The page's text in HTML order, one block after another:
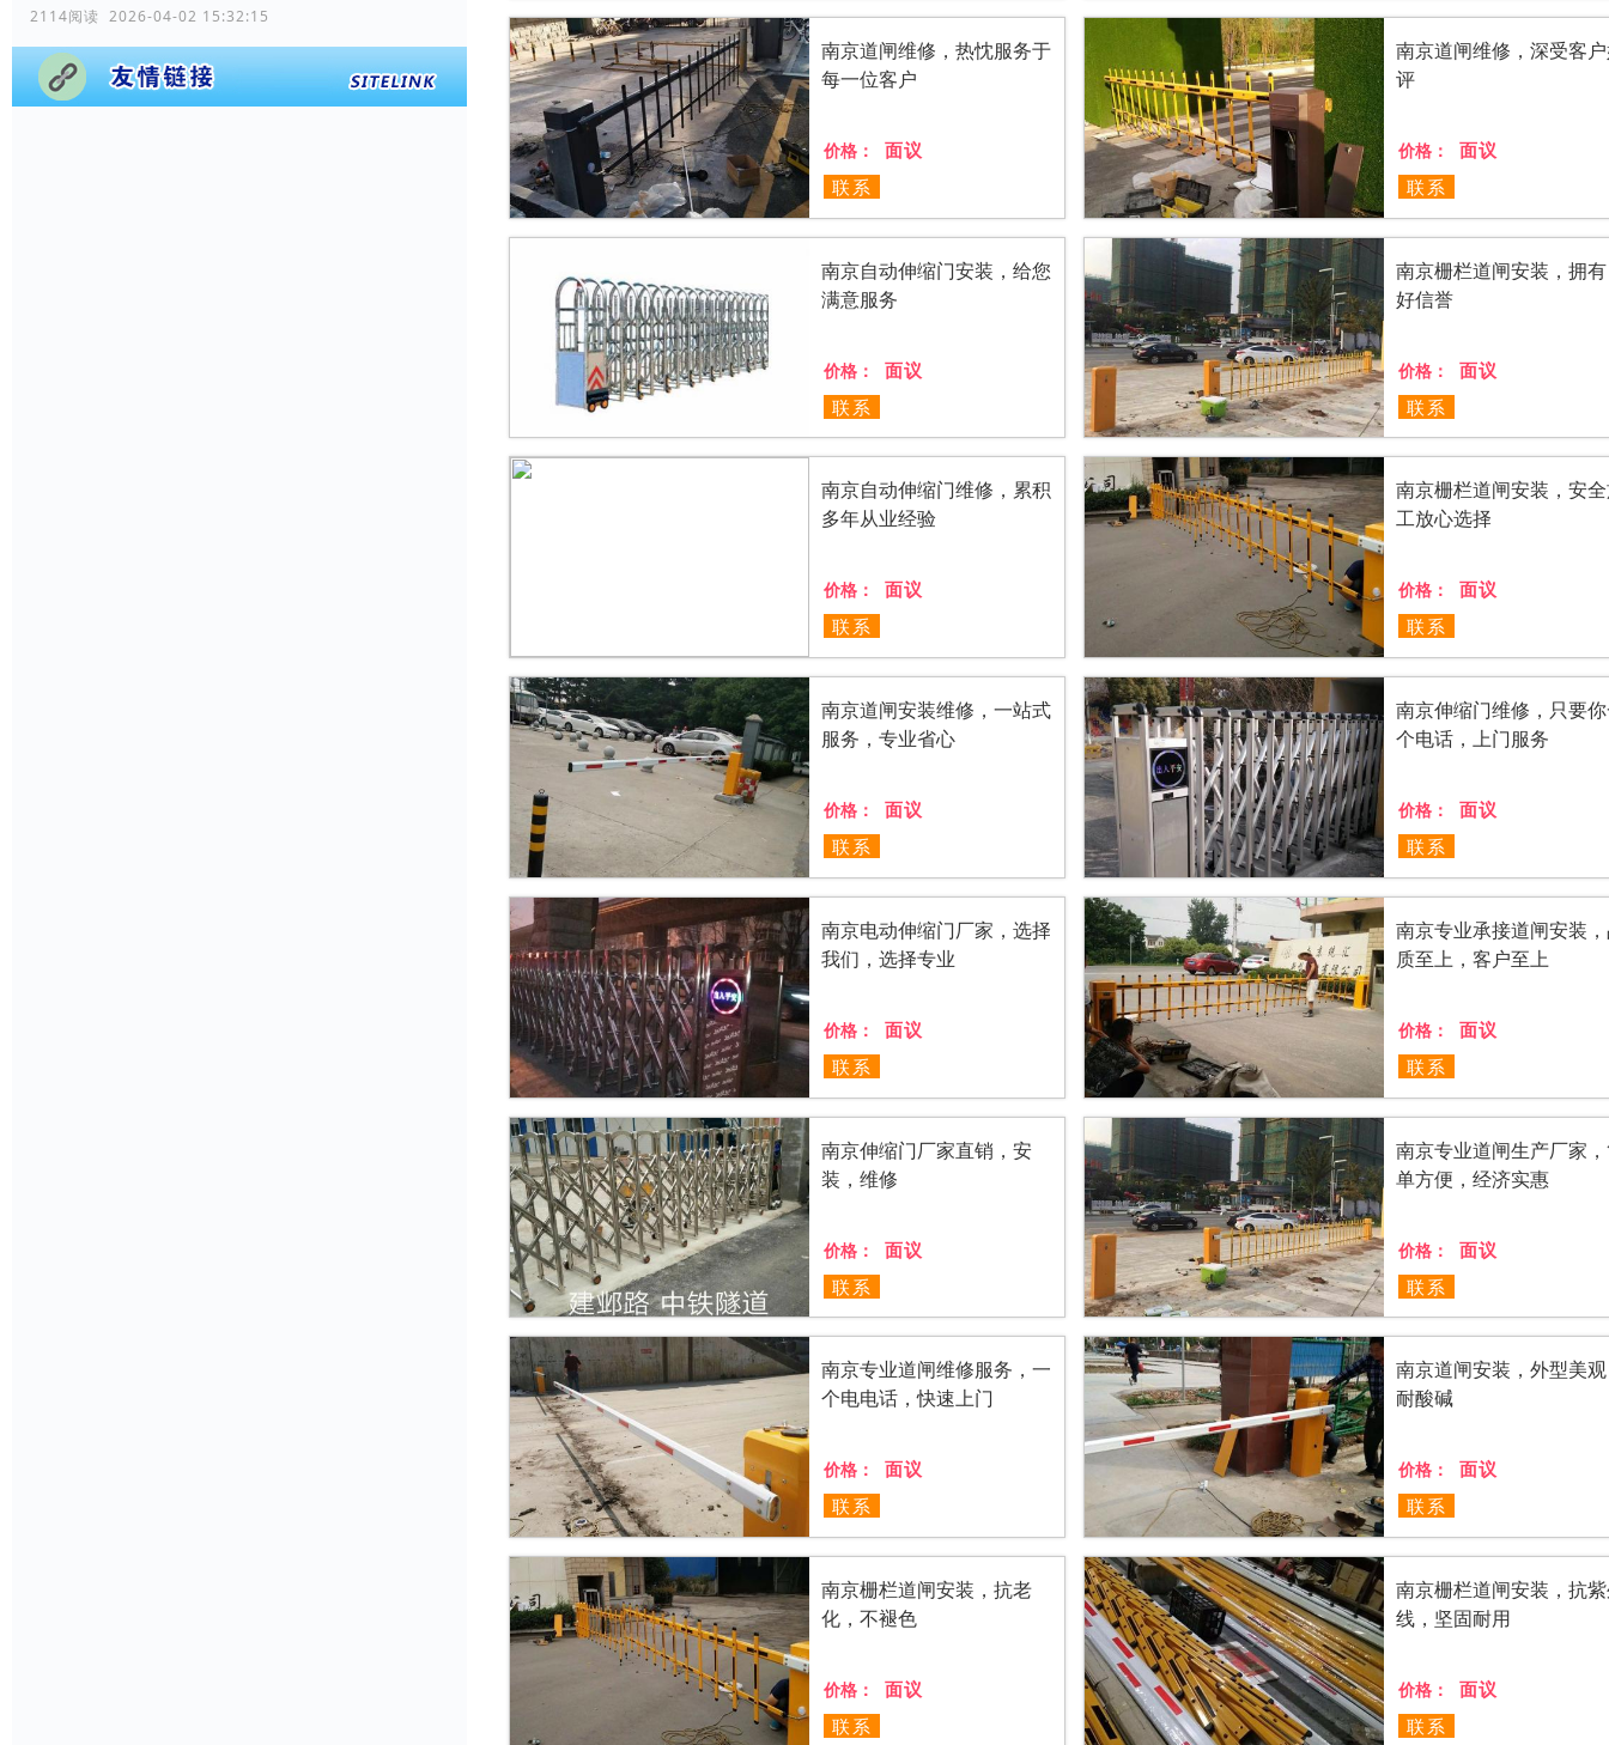
2114阅读 2026-04-02 15:32:15
南京道闸维修，热忱服务于
每一位客户
价格：
面议
联系
南京道闸维修，深受客
评
价格：
面议
联系
南京自动伸缩门安装，给您
满意服务
价格：
面议
联系
南京栅栏道闸安装，拥
好信誉
价格：
面议
联系
南京自动伸缩门维修，累积
多年从业经验
价格：
面议
联系
南京栅栏道闸安装，安
工放心选择
价格：
面议
联系
南京道闸安装维修，一站式
服务，专业省心
价格：
面议
联系
南京伸缩门维修，只要
个电话，上门服务
价格：
面议
联系
南京电动伸缩门厂家，选择
我们，选择专业
价格：
面议
联系
南京专业承接道闸安装
质至上，客户至上
价格：
面议
联系
南京伸缩门厂家直销，安
装，维修
价格：
面议
联系
南京专业道闸生产厂家
单方便，经济实惠
价格：
面议
联系
南京专业道闸维修服务，一
个电电话，快速上门
价格：
面议
联系
南京道闸安装，外型美
耐酸碱
价格：
面议
联系
南京栅栏道闸安装，抗老
化，不褪色
价格：
面议
联系
南京栅栏道闸安装，抗
线，坚固耐用
价格：
面议
联系